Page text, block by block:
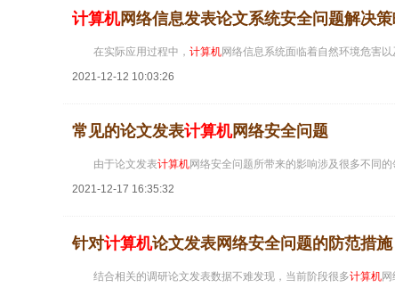
计算机网络信息发表论文系统安全问题解决
在实际应用过程中， 计算机网络信息系统面临着自然环境危害
2021-12-12 10:03:26
常见的论文发表计算机网络安全问题
由于论文发表计算机网络安全问题所带来的影响涉及很多不同
2021-12-17 16:35:32
针对计算机论文发表网络安全问题的防范措施
结合相关的调研论文发表数据不难发现，当前阶段很多计算机